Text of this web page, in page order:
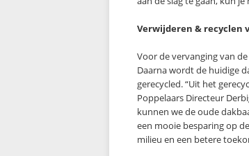
Verwijderen & recyclen
Voor de vervanging van
Daarna wordt de huidige
gerecycled. “Uit het
Poppelaars Directeur
kunnen we de oude
een mooie besparing op
milieu en een betere